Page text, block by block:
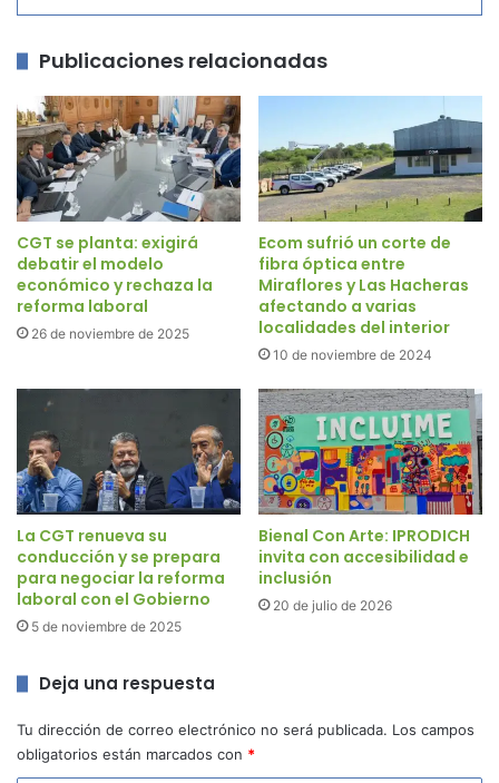
Publicaciones relacionadas
CGT se planta: exigirá
debatir el modelo
económico y rechaza la
reforma laboral
26 de noviembre de 2025
Ecom sufrió un corte de
fibra óptica entre
Miraflores y Las Hacheras
afectando a varias
localidades del interior
10 de noviembre de 2024
La CGT renueva su
conducción y se prepara
para negociar la reforma
laboral con el Gobierno
5 de noviembre de 2025
Bienal Con Arte: IPRODICH
invita con accesibilidad e
inclusión
20 de julio de 2026
Deja una respuesta
Tu dirección de correo electrónico no será publicada. Los campos
obligatorios están marcados con *